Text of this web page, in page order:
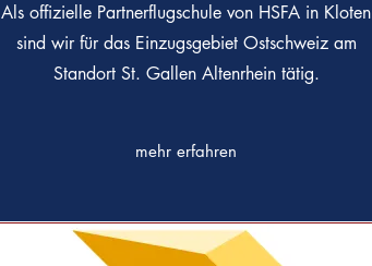
Als offizielle Partnerflugschule von HSFA in Kloten
sind wir für das Einzugsgebiet Ostschweiz am
Standort St. Gallen Altenrhein tätig.
mehr erfahren